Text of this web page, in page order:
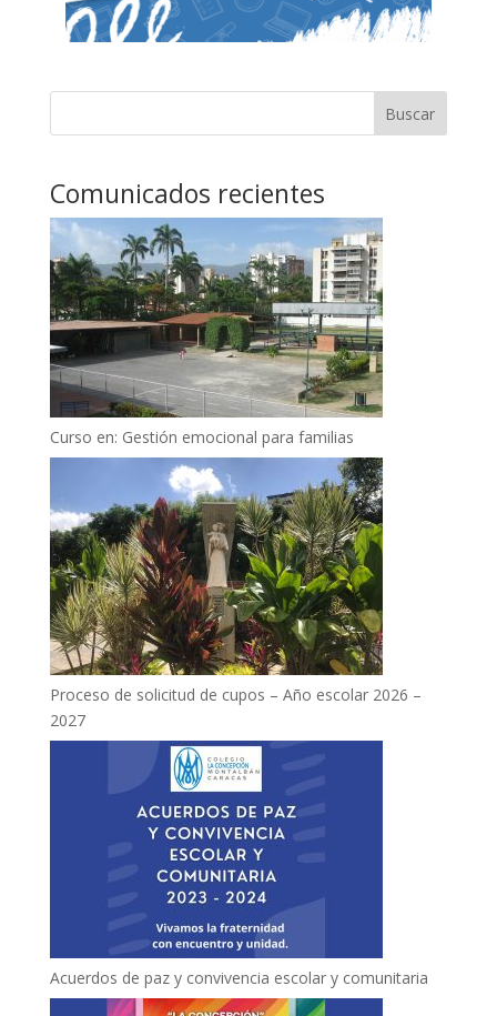
Buscar
Comunicados recientes
Curso en: Gestión emocional para familias
Proceso de solicitud de cupos – Año escolar 2026 –
2027
Acuerdos de paz y convivencia escolar y comunitaria